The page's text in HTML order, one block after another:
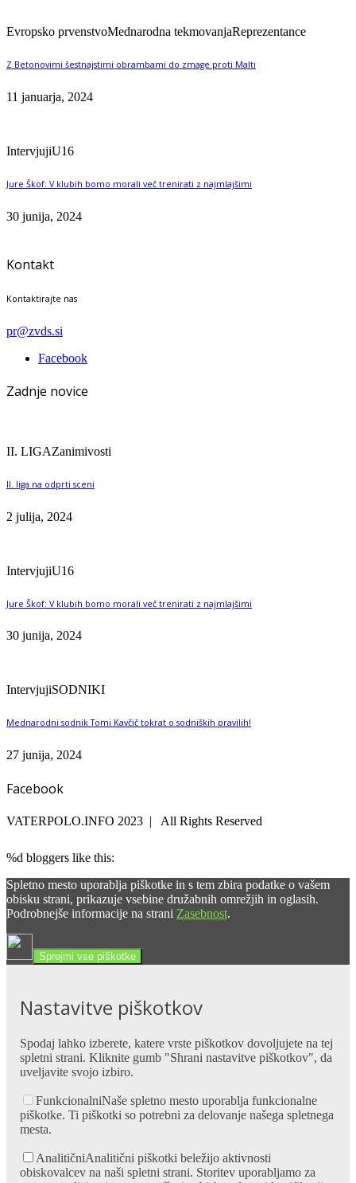
Evropsko prvenstvoMednarodna tekmovanjaReprezentance
Z Betonovimi šestnajstimi obrambami do zmage proti Malti
11 januarja, 2024
IntervjujiU16
Jure Škof: V klubih bomo morali več trenirati z najmlajšimi
30 junija, 2024
Kontakt
Kontaktirajte nas
pr@zvds.si
Facebook
Zadnje novice
II. LIGAZanimivosti
II. liga na odprti sceni
2 julija, 2024
IntervjujiU16
Jure Škof: V klubih bomo morali več trenirati z najmlajšimi
30 junija, 2024
IntervjujiSODNIKI
Mednarodni sodnik Tomi Kavčič tokrat o sodniških pravilih!
27 junija, 2024
Facebook
VATERPOLO.INFO 2023 | All Rights Reserved
%d bloggers like this:
Spletno mesto uporablja piškotke in s tem zbira podatke o vašem
obisku strani, prikazuje vsebine družabnih omrežjih in oglasih.
Podrobnejše informacije na strani Zasebnost.
Sprejmi vse piškotke
Nastavitve piškotkov
Spodaj lahko izberete, katere vrste piškotkov dovoljujete na tej
spletni strani. Kliknite gumb "Shrani nastavitve piškotkov", da
uveljavite svojo izbiro.
FunkcionalniNaše spletno mesto uporablja funkcionalne
piškotke. Ti piškotki so potrebni za delovanje našega spletnega
mesta.
AnalitičniAnalitični piškotki beležijo aktivnosti
obiskovalcev na naši spletni strani. Storitev uporabljamo za